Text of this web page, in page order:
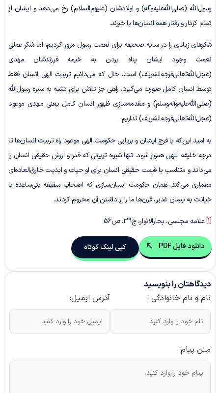
رسول‌الله (صلی‌الله‌علیه‌وآله) و اولادشان (علیهم‌السلام) رخ می‌دهد و ایشان از
تمام کردار و رفتار همه انسان‌ها با خبرند.
شکرهای زیادی را در سایه صحیفه برای نعمت رسول مرور کردیم، اما شکر عملی
نعمت وجود ایشان پناه بردن به خیمه فرزندشان مهدی
(عجل‌الله‌تعالی‌فرجه‌الشریف) است. حال که می‌دانیم تربیت الهی انسان فقط
توسط انسان کامل صورت می‌گیرد، راهی جز تلاش برای تشبه به سیره رسول‌الله
(صلی‌الله‌علیه‌وآله‌وسلم) و مقدمه‌سازی ظهور انسان کامل یعنی مهدی موعود
(عجل‌الله‌تعالی‌فرجه‌الشریف) نداریم.
به امید این‌که با فرج ایشان و برپایی حکومت الهی موعود راه تربیت انسان‌ها تا
درجه خلیفه اللهی هموار شود. تنها شیوه تربیتی که قدر و ارزش حقیقی انسان را
می‌داند و متناسب با قیمت حقیقی انسان برای او حیات و ابدیت خارق‌العاده‌ای
معماری می‌کند. همان حکومت انسان‌سازی که اصحاب سقیفه بنی‌ساعده با
خیانت به پیمان غدیر، قرن‌ها ما را از داشتن آن محروم کردند.
[1] علامه مجلسی، بحارالانوار، ج39، ص56
دانلود فایل PDF کپی لینک کوتاه
دیدگاهتان را بنویسید
نام و نام خانوادگی :
آدرس ایمیل:
متن پیام: